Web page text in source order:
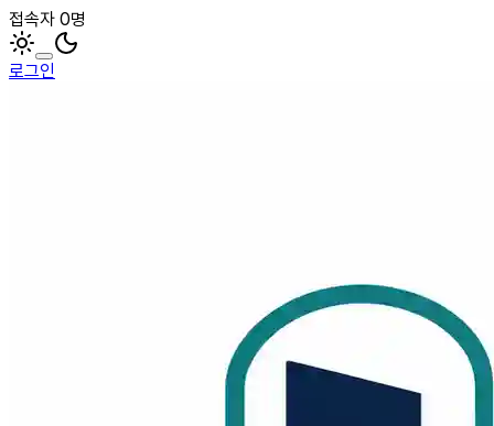
접속자 0명
로그인